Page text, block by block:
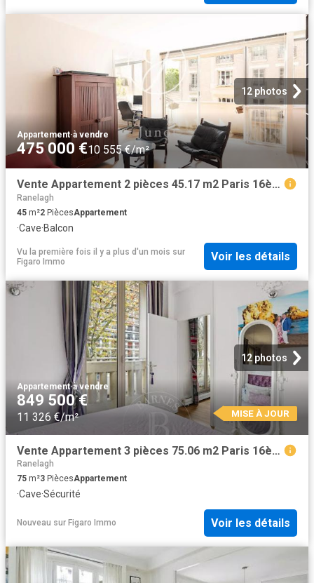
12 photos
Appartement·à vendre
475 000 €10 555 €/m²
Vente Appartement 2 pièces 45.17 m2 Paris 16ème
Ranelagh
45 m²2 PiècesAppartement
·Cave·Balcon
Vu la première fois il y a plus d'un mois sur
Figaro Immo
Voir les détails
12 photos
Appartement·à vendre
849 500 €
11 326 €/m² MISE À JOUR
Vente Appartement 3 pièces 75.06 m2 Paris 16ème
Ranelagh
75 m²3 PiècesAppartement
·Cave·Sécurité
Nouveau sur Figaro Immo Voir les détails